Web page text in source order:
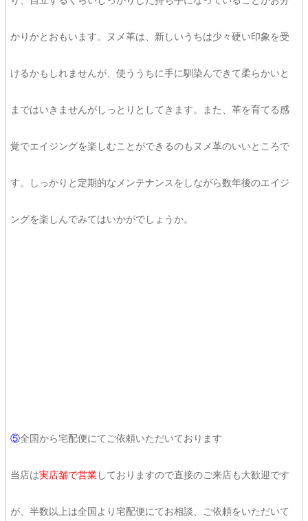
かりかとおもいます。ヌメ革は、新しいうちは少々硬い印象を受
けるかもしれませんが、使ううちに手に馴染んできて柔らかいと
まではいきませんがしっとりとしてきます。また、革を育てる感
覚でエイジングを楽しむことができるのもヌメ革のいいところで
す。しっかりと定期的なメンテナンスをしながら数年後のエイジ
ングを楽しんでみてはいかがでしょうか。
⑤全国から宅配便にてご依頼いただいております
当店は実店舗で営業しておりますので直接のご来店も大歓迎です
が、半数以上は全国より宅配便にてお相談、ご依頼をいただいて